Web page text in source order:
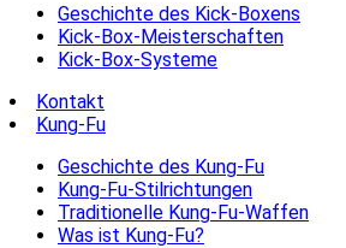
Geschichte des Kick-Boxens
Kick-Box-Meisterschaften
Kick-Box-Systeme
Kontakt
Kung-Fu
Geschichte des Kung-Fu
Kung-Fu-Stilrichtungen
Traditionelle Kung-Fu-Waffen
Was ist Kung-Fu?